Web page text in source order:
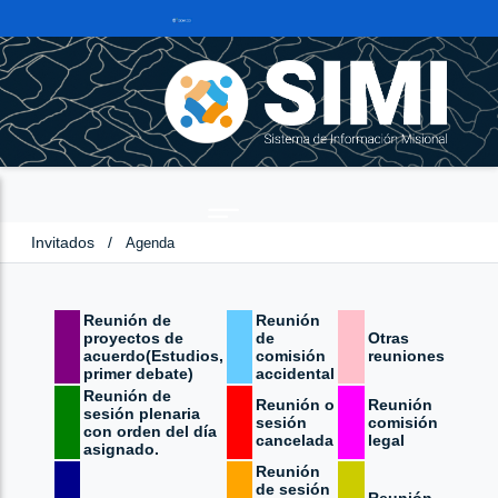
Invitados / Agenda
Reunión de
proyectos de
acuerdo(Estudios,
primer debate)
Reunión
de
comisión
accidental
Otras
reuniones
Reunión de
sesión plenaria
con orden del día
asignado.
Reunión o
sesión
cancelada
Reunión
comisión
legal
Reunión
de sesión